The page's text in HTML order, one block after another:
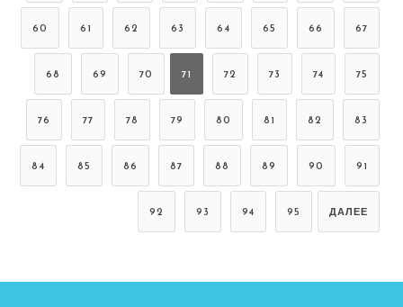
60 61 62 63 64 65 66 67
68 69 70 71 72 73 74 75
76 77 78 79 80 81 82 83
84 85 86 87 88 89 90 91
92 93 94 95 ДАЛЕЕ